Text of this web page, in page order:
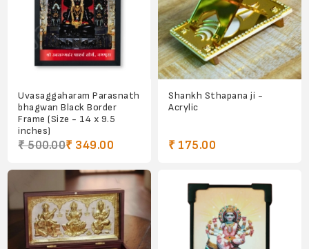
Uvasaggaharam Parasnath
bhagwan Black Border
Frame (Size - 14 x 9.5
inches)
₹ 500.00₹ 349.00
Shankh Sthapana ji -
Acrylic
₹ 175.00